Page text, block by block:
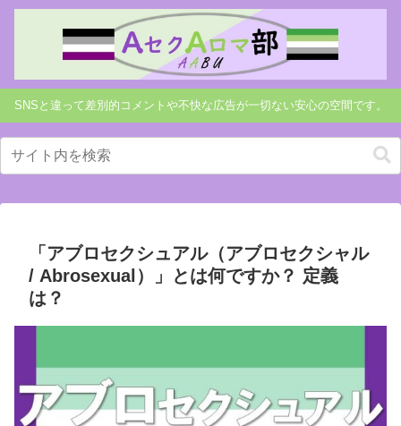
SNSと違って差別的コメントや不快な広告が一切ない安心の空間です。
「アブロセクシュアル（アブロセクシャル
/ Abrosexual）」とは何ですか？ 定義
は？